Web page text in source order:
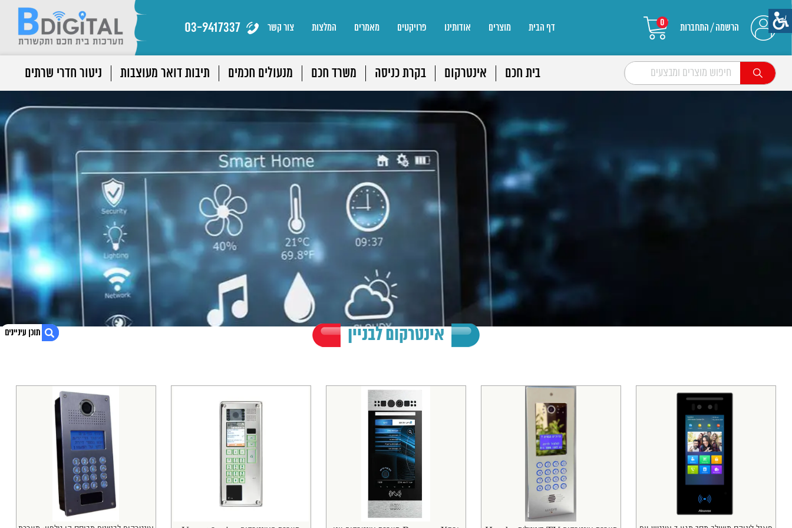
2. בונה או משפץ? קבל הצעת מחיר אטרקטיבית
הרשמה / התחברות 0 דף הבית מוצרים אודותינו פרויקטים מאמרים המלצות צור קשר 03-9417337
בית חכם אינטרקום בקרת כניסה משרד חכם מנעולים חכמים תיבות דואר מעוצבות ניטור חדרי שרתים
אינטרקום לבניין